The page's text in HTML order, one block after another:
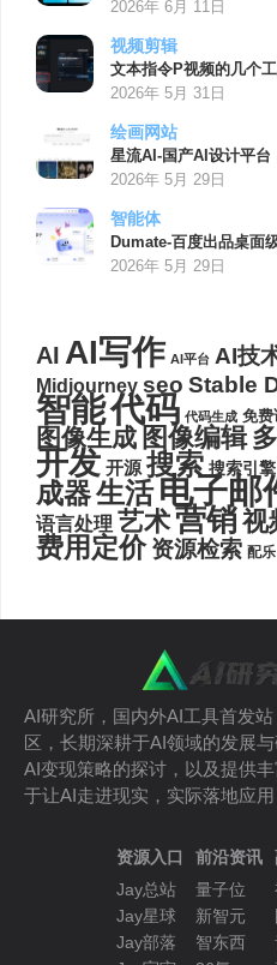
2026年 6月 11日
视频剪辑
文本指令P视频的几个
2026年 5月 31日
绘画网站
星流AI-国产AI设计平台
2026年 5月 29日
智能体
Dumate-百度出品桌面
2026年 5月 29日
AI AI写作 AI平台 AI技
Midjourney seo Stable
智能代码 代码生成 免费
图像生成 图像编辑
开发 开源 搜索 搜索引擎
成器生活电子邮
语言处理 艺术营销视
费用定价 资源检索 配乐
AI研究所，国内外AI工具首发
区，长期深耕于AI领域的发展
AI变现策略的探讨，以及提供
于让AI走进现实，实际落地应用
资源入口
Jay总站
Jay星球
Jay部落
前沿资讯
量子位
新智元
智东西